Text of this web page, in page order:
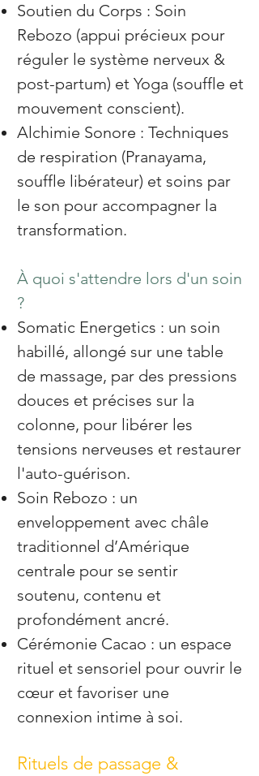
Soutien du Corps : Soin
Rebozo (appui précieux pour
réguler le système nerveux &
post-partum) et Yoga (souffle et
mouvement conscient).
Alchimie Sonore : Techniques
de respiration (Pranayama,
souffle libérateur) et soins par
le son pour accompagner la
transformation.
À quoi s'attendre lors d'un soin
?
Somatic Energetics : un soin
habillé, allongé sur une table
de massage, par des pressions
douces et précises sur la
colonne, pour libérer les
tensions nerveuses et restaurer
l'auto-guérison.
Soin Rebozo : un
enveloppement avec châle
traditionnel d’Amérique
centrale pour se sentir
soutenu, contenu et
profondément ancré.
Cérémonie Cacao : un espace
rituel et sensoriel pour ouvrir le
cœur et favoriser une
connexion intime à soi.
Rituels de passage &